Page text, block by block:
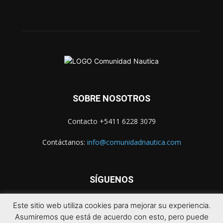
SOBRE NOSOTROS
Contacto +5411 6228 3079
Contáctanos: info@comunidadnautica.com
SÍGUENOS
Este sitio web utiliza cookies para mejorar su experiencia.
Asumiremos que está de acuerdo con esto, pero puede